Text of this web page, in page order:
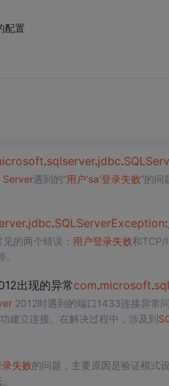
配置
.sqlserver.jdbc.SQL
Server遇到的“用户'sa'登录失败”的问
.jdbc.SQLServerException:
见的两个错误： 用户登录失败和TCP/
出现的异常com.microsoft.sql
2012时遇到的端口1433连接异常
建立连接。在解决过程中，涉及到
失败的问题，主要原因是验证模式